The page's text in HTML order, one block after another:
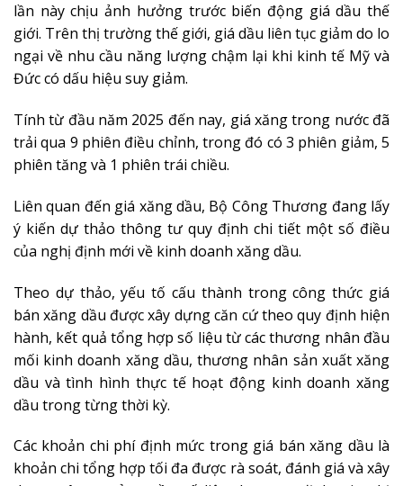
lần này chịu ảnh hưởng trước biến động giá dầu thế
giới. Trên thị trường thế giới, giá dầu liên tục giảm do lo
ngại về nhu cầu năng lượng chậm lại khi kinh tế Mỹ và
Đức có dấu hiệu suy giảm.
Tính từ đầu năm 2025 đến nay, giá xăng trong nước đã
trải qua 9 phiên điều chỉnh, trong đó có 3 phiên giảm, 5
phiên tăng và 1 phiên trái chiều.
Liên quan đến giá xăng dầu, Bộ Công Thương đang lấy
ý kiến dự thảo thông tư quy định chi tiết một số điều
của nghị định mới về kinh doanh xăng dầu.
Theo dự thảo, yếu tố cấu thành trong công thức giá
bán xăng dầu được xây dựng căn cứ theo quy định hiện
hành, kết quả tổng hợp số liệu từ các thương nhân đầu
mối kinh doanh xăng dầu, thương nhân sản xuất xăng
dầu và tình hình thực tế hoạt động kinh doanh xăng
dầu trong từng thời kỳ.
Các khoản chi phí định mức trong giá bán xăng dầu là
khoản chi tổng hợp tối đa được rà soát, đánh giá và xây